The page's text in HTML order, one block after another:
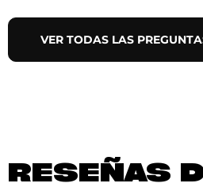
VER TODAS LAS
RESEÑAS